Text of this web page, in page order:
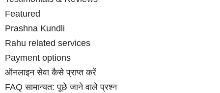
Featured
Prashna Kundli
Rahu related services
Payment options
ऑनलाइन सेवा कैसे प्राप्‍त करें
FAQ सामान्‍यत: पूछे जाने वाले प्रश्‍न